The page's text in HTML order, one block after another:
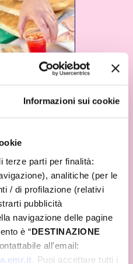
Informazioni sui cookie
terze parti per finalità:
analitiche (per le
/ di profilazione (relativi
pubblicità
navigazione delle pagine
è “DESTINAZIONE
all'email:
. Puoi accettare tutti i